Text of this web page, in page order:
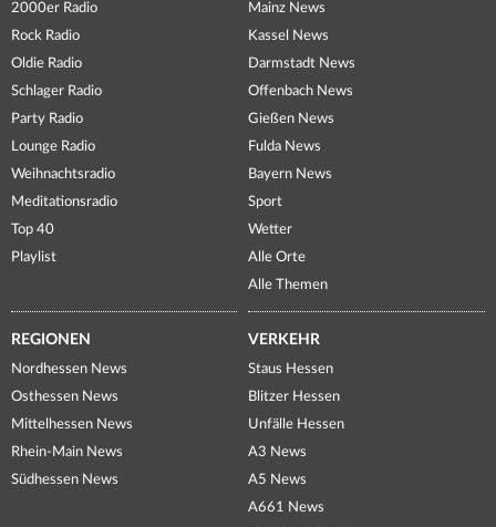
2000er Radio
Rock Radio
Oldie Radio
Schlager Radio
Party Radio
Lounge Radio
Weihnachtsradio
Meditationsradio
Top 40
Playlist
Mainz News
Kassel News
Darmstadt News
Offenbach News
Gießen News
Fulda News
Bayern News
Sport
Wetter
Alle Orte
Alle Themen
REGIONEN
Nordhessen News
Osthessen News
Mittelhessen News
Rhein-Main News
Südhessen News
VERKEHR
Staus Hessen
Blitzer Hessen
Unfälle Hessen
A3 News
A5 News
A661 News